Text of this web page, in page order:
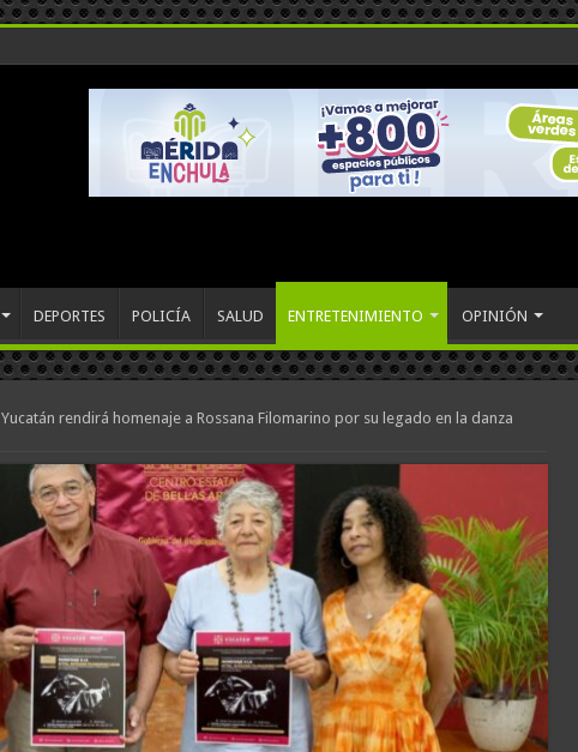
DEPORTES POLICÍA SALUD ENTRETENIMIENTO OPINIÓN
Yucatán rendirá homenaje a Rossana Filomarino por su legado en la danza